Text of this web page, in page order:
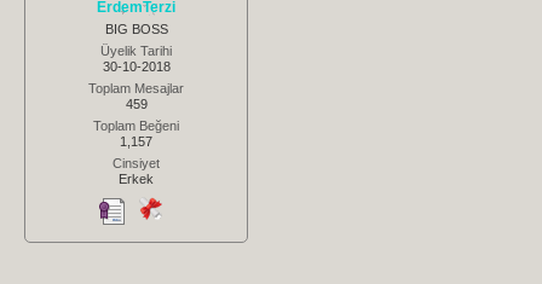
ErdemTerzi
BIG BOSS
Üyelik Tarihi
30-10-2018
Toplam Mesajlar
459
Toplam Beğeni
1,157
Cinsiyet
Erkek